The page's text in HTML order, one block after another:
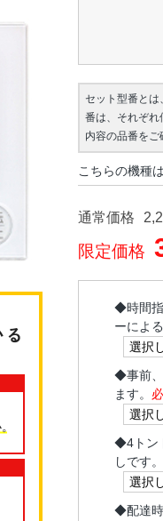
セット型番と
番は、それぞれ
内容の品番をご
こちらの機種
通常価格
限定価格
◆時間
ーによる
◆事前
ます。
◆4トン
しです。
◆配達